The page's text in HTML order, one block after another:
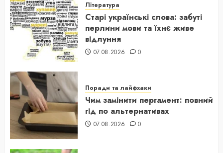
Література
Старі українські слова: забуті
перлини мови та їхнє живе
відлуння
07.08.2026 0
Поради та лайфхаки
Чим замінити пергамент: повний
гід по альтернативах
07.08.2026 0